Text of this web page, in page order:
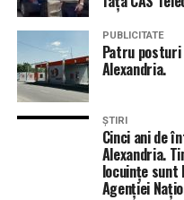
PUBLICITATE
Patru posturi
Alexandria.
ȘTIRI
Cinci ani de
Alexandria.
locuințe sunt
Agenției